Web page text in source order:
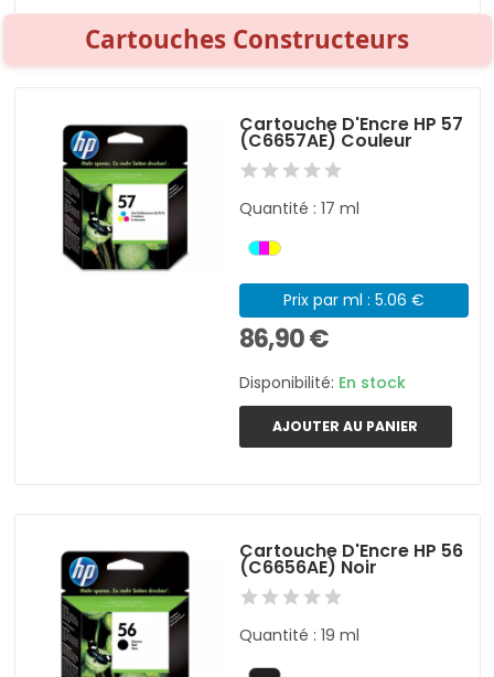
Cartouches Constructeurs
Cartouche D'Encre HP 57
(C6657AE) Couleur
Quantité : 17 ml
Prix par ml : 5.06 €
86,90 €
Disponibilité: En stock
AJOUTER AU PANIER
Cartouche D'Encre HP 56
(C6656AE) Noir
Quantité : 19 ml